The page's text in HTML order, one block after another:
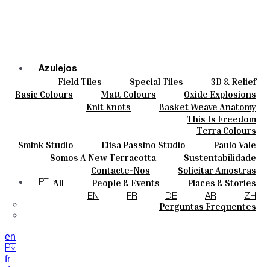
Azulejos
Field Tiles Special Tiles
3D & Relief
Hand Painted
Bold Pattern
Parquet Bisque
Natural Cotto
Smink Studio
Elisa Passino
Paulo Vale
Cores
Basic Colours Matt Colours
Oxide Explosions
Special Firing
Vintage Metallics
Dry Colours
Terra Colours
Cerâmicas
Knit Knots
Basket Weave Anatomy
This Is Freedom
Personalizar
Smink Studio Elisa Passino Studio Paulo Vale
Quem Somos
Somos A New Terracotta
Sustentabilidade
O Estúdio
Contactos
Contacte-Nos
Solicitar Amostras
Como Comprar
Catálogos E Especificações Técnicas
Perguntas Frequentes
All People & Events
Places & Stories
Materiais & Sustainability
Inspiration & Culture
PT
EN FR DE AR ZH
en
PT
fr